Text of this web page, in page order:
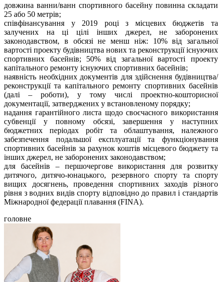
довжина ванни/ванн спортивного басейну повинна складати
25 або 50 метрів;
співфінансування у 2019 році з місцевих бюджетів та
залучених на ці цілі інших джерел, не заборонених
законодавством, в обсязі не менш ніж: 10% від загальної
вартості проекту будівництва нових та реконструкції існуючих
спортивних басейнів; 50% від загальної вартості проекту
капітального ремонту існуючих спортивних басейнів;
наявність необхідних документів для здійснення будівництва/
реконструкції та капітального ремонту спортивних басейнів
(далі – роботи), у тому числі проектно-кошторисної
документації, затверджених у встановленому порядку;
надання гарантійного листа щодо своєчасного використання
субвенції у повному обсязі, завершення у наступних
бюджетних періодах робіт та облаштування, належного
забезпечення подальшої експлуатації та функціонування
спортивних басейнів за рахунок коштів місцевого бюджету та
інших джерел, не заборонених законодавством;
для басейнів – першочергове використання для розвитку
дитячого, дитячо-юнацького, резервного спорту та спорту
вищих досягнень, проведення спортивних заходів різного
рівня з водних видів спорту відповідно до правил і стандартів
Міжнародної федерації плавання (FINA).
головне